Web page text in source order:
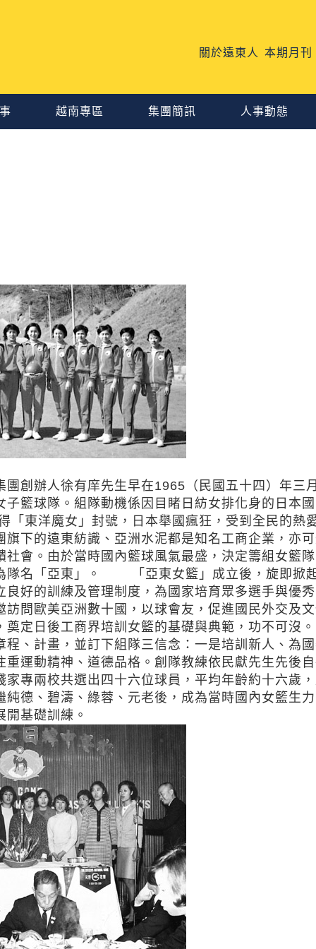
關於遠東人 本期月刊
越南專區 集團簡訊 人事動態
辦人徐有庠先生早在1965（民國五十四）年三
籃球隊。組隊動機係因目睹日紡女排化身的日本
「東洋魔女」封號，日本舉國瘋狂，受到全民的熱
下的遠東紡識、亞洲水泥都是知名工商企業，亦
會。由於當時國內籃球風氣最盛，決定籌組女籃
隊名「亞東」。 「亞東女籃」成立後，旋即掀
好的訓練及管理制度，為國家培育眾多選手與優
問歐美亞洲數十國，以球會友，促進國民外交及
定日後工商界培訓女籃的基礎與典範，功不可沒。
計畫，並訂下組隊三信念：一是培訓新人、為
運動精神、道德品格。創隊教練依民獻先生先後
專兩校共選出四十六位球員，平均年齡約十六歲
德、碧濤、綠蓉、元老後，成為當時國內女籃生
基礎訓練。